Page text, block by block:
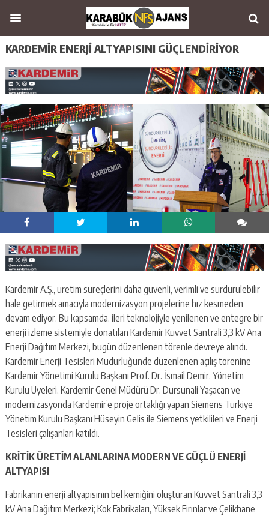
KARDEMİR ENERJİ ALTYAPISINI GÜÇLENDİRİYOR
Kardemir A.Ş., üretim süreçlerini daha güvenli, verimli ve sürdürülebilir
hale getirmek amacıyla modernizasyon projelerine hız kesmeden
devam ediyor. Bu kapsamda, ileri teknolojiyle yenilenen ve entegre bir
enerji izleme sistemiyle donatılan Kardemir Kuvvet Santrali 3,3 kV Ana
Enerji Dağıtım Merkezi, bugün düzenlenen törenle devreye alındı.
Kardemir Enerji Tesisleri Müdürlüğünde düzenlenen açılış törenine
Kardemir Yönetimi Kurulu Başkanı Prof. Dr. İsmail Demir, Yönetim
Kurulu Üyeleri, Kardemir Genel Müdürü Dr. Dursunali Yaşacan ve
modernizasyonda Kardemir’e proje ortaklığı yapan Siemens Türkiye
Yönetim Kurulu Başkanı Hüseyin Gelis ile Siemens yetkilileri ve Enerji
Tesisleri çalışanları katıldı.
KRİTİK ÜRETİM ALANLARINA MODERN VE GÜÇLÜ ENERJİ
ALTYAPISI
Fabrikanın enerji altyapısının bel kemiğini oluşturan Kuvvet Santrali 3,3
kV Ana Dağıtım Merkezi; Kok Fabrikaları, Yüksek Fırınlar ve Çelikhane